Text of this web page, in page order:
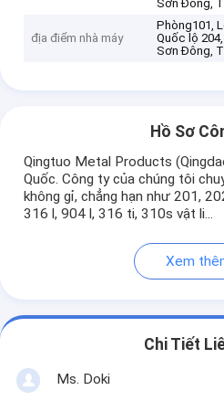
Sơn Đông,
địa điểm nhà máy
Phòng101,
Quốc lộ
Sơn Đông,
Hồ Sơ
Qingtuo Metal Products
Quốc. Công ty của chúng tôi
không gỉ, chẳng hạn như 201,
316 l, 904 l, 316 ti, 310s vật li...
Xem
Chi Tiết
Ms. Doki